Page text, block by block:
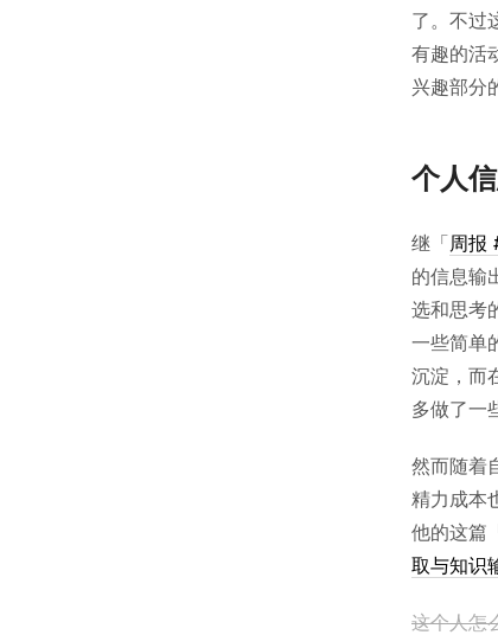
了。不过
有趣的活
兴趣部分
个人
继「周报
的信息输
选和思考
一些简单
沉淀，而
多做了一
然而随着
精力成本
他的这篇
取与知识
这个人怎